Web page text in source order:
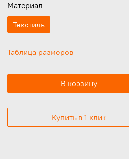
Таблица размеров
В корзину
Купить в 1 клик
Материал
Текстиль